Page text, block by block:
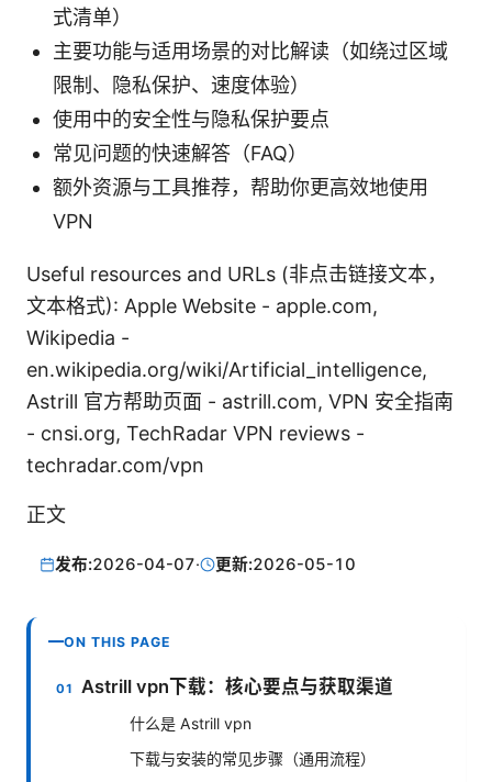
式清单）
主要功能与适用场景的对比解读（如绕过区域
限制、隐私保护、速度体验）
使用中的安全性与隐私保护要点
常见问题的快速解答（FAQ）
额外资源与工具推荐，帮助你更高效地使用
VPN
Useful resources and URLs (非点击链接文本，
文本格式): Apple Website - apple.com,
Wikipedia -
en.wikipedia.org/wiki/Artificial_intelligence,
Astrill 官方帮助页面 - astrill.com, VPN 安全指南
- cnsi.org, TechRadar VPN reviews -
techradar.com/vpn
正文
发布:2026-04-07· 更新:2026-05-10
ON THIS PAGE
Astrill vpn下载：核心要点与获取渠道
什么是 Astrill vpn
下载与安装的常见步骤（通用流程）